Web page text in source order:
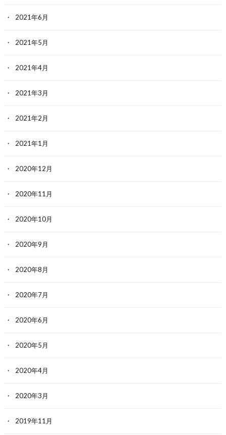
2021年6月
2021年5月
2021年4月
2021年3月
2021年2月
2021年1月
2020年12月
2020年11月
2020年10月
2020年9月
2020年8月
2020年7月
2020年6月
2020年5月
2020年4月
2020年3月
2019年11月